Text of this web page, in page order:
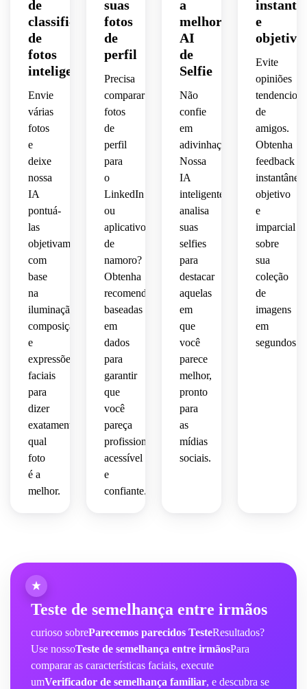
de
classificação
de
fotos
inteligentes
Envie
várias
fotos
e
deixe
nossa
IA
pontuá-
las
objetivamente
com
base
na
iluminação,
composição
e
expressões
faciais
para
dizer
exatamente
qual
foto
é a
melhor.
suas
fotos
de
perfil
Precisa
comparar
fotos
de
perfil
para
o
LinkedIn
ou
aplicativos
de
namoro?
Obtenha
recomendações
baseadas
em
dados
para
garantir
que
você
pareça
profissional,
acessível
e
confiante.
a
melhor
AI
de
Selfie
Não
confie
em
adivinhações.
Nossa
IA
inteligente
analisa
suas
selfies
para
destacar
aquelas
em
que
você
parece
melhor,
pronto
para
as
mídias
sociais.
e
objetivo
Evite
opiniões
de
amigos.
Obtenha
feedback
instantâneo,
objetivo
e
imparcial
sobre
sua
coleção
de
imagens
em
segundos.
Teste de semelhança entre irmãos
curioso sobreParecemos parecidos TesteResultados?
Use nossoTeste de semelhança entre irmãosPara
comparar as características faciais, execute
umVerificador de semelhança familiar, e descubra se